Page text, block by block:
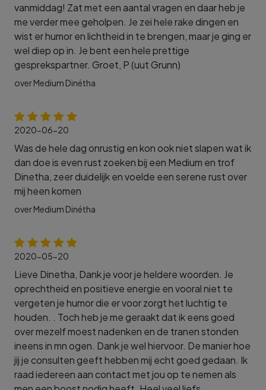
vanmiddag! Zat met een aantal vragen en daar heb je
me verder mee geholpen. Je zei hele rake dingen en
wist er humor en lichtheid in te brengen, maar je ging er
wel diep op in. Je bent een hele prettige
gesprekspartner. Groet, P (uut Grunn)
over Medium Dinétha
2020-06-20
Was de hele dag onrustig en kon ook niet slapen wat ik
dan doe is even rust zoeken bij een Medium en trof
Dinetha, zeer duidelijk en voelde een serene rust over
mij heen komen
over Medium Dinétha
2020-05-20
Lieve Dinetha, Dank je voor je heldere woorden. Je
oprechtheid en positieve energie en vooral niet te
vergeten je humor die er voor zorgt het luchtig te
houden. . Toch heb je me geraakt dat ik eens goed
over mezelf moest nadenken en de tranen stonden
ineens in mn ogen. Dank je wel hiervoor. De manier hoe
jij je consulten geeft hebben mij echt goed gedaan. Ik
raad iedereen aan contact met jou op te nemen als